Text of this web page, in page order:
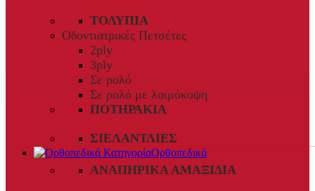
ΤΟΛΎΠΙΑ
Οδοντιατρικές Πετσέτες
2ply
3ply
Σε ρολό
Σε ρολό με λαιμόκοψη
ΠΟΤΗΡΆΚΙΑ
ΣΙΕΛΑΝΤΛΊΕΣ
Ορθοπεδικά
ΑΝΑΠΗΡΙΚΆ ΑΜΑΞΊΔΙΑ